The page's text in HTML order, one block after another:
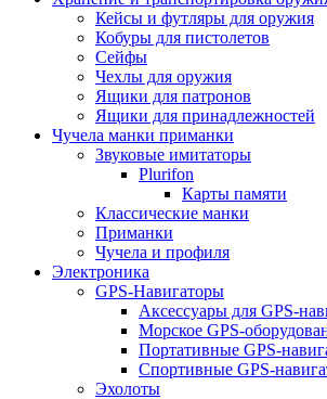
Кейсы и футляры для оружия
Кобуры для пистолетов
Сейфы
Чехлы для оружия
Ящики для патронов
Ящики для принадлежностей
Чучела манки приманки
Звуковые имитаторы
Plurifon
Карты памяти
Классические манки
Приманки
Чучела и профиля
Электроника
GPS-Навигаторы
Аксессуары для GPS-
Морское GPS-
Портативные GPS-
Спортивные GPS-
Эхолоты